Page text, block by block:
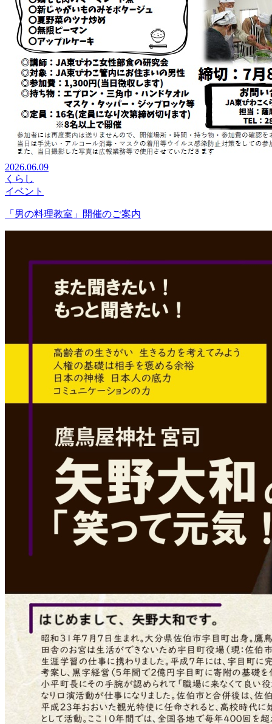
2026.06.09
くらし
イベント
「男の料理教室」開催のご案内